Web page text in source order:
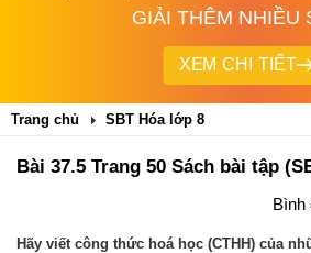
GIẢI THÊM NHIỀU
XEM CHI TIẾT
Trang chủ SBT Hóa lớp 8
Bài 37.5 Trang 50 Sách bài tập
Bình
Hãy viết công thức hoá học (CTHH) của